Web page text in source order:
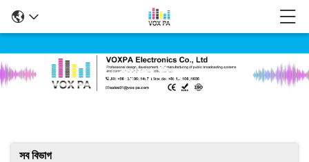
পণ্যের বিবরণ
সব বিভাগ